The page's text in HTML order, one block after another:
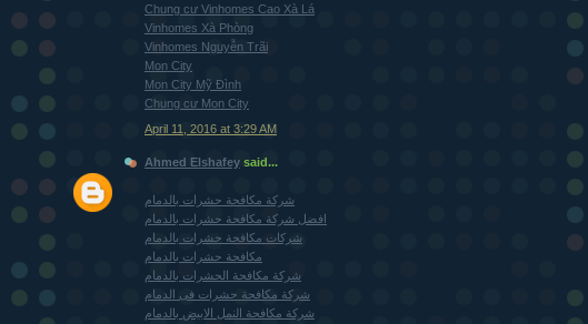
Chung cư Vinhomes Cao Xà Lá
Vinhomes Xà Phòng
Vinhomes Nguyễn Trãi
Mon City
Mon City Mỹ Đình
Chung cư Mon City
April 11, 2016 at 3:29 AM
Ahmed Elshafey said...
شركة مكافحة حشرات بالدمام
افضل شركة مكافحة حشرات بالدمام
شركات مكافحة حشرات بالدمام
مكافحة حشرات بالدمام
شركة مكافحة الحشرات بالدمام
شركة مكافحة حشرات فى الدمام
شركة مكافحة النمل الابيض بالدمام